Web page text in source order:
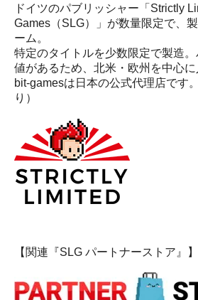
ドイツのパブリッシャー「Strictly
Games（SLG）」が数量限定で、
ーム。
特定のタイトルを少数限定で製造
値があるため、北米・欧州を中心に
bit-gamesは日本の公式代理店です
り）
【関連『SLG パートナーストア』】